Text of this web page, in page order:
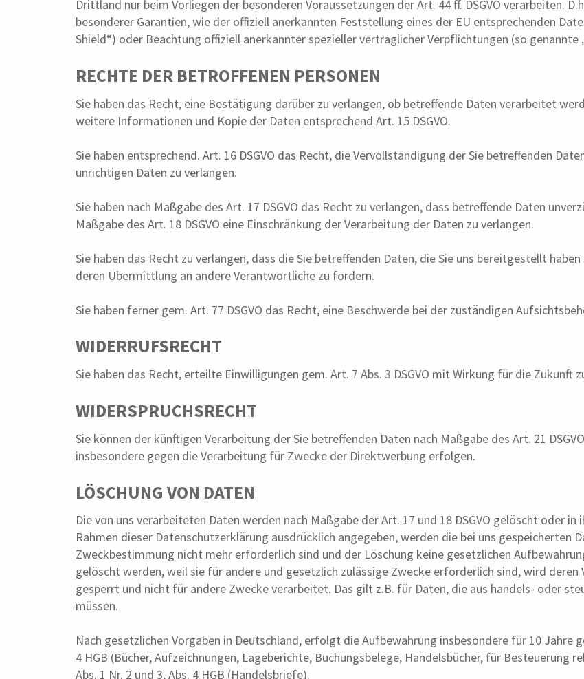
Drittland nur beim Vorliegen der besonderen Voraussetzungen der Art. 44 ff. DSGVO verarbeiten.
besonderer Garantien, wie der offiziell anerkannten Feststellung eines der EU entsprechenden
Shield“) oder Beachtung offiziell anerkannter spezieller vertraglicher Verpflichtungen (so genannte
RECHTE DER BETROFFENEN PERSONEN
Sie haben das Recht, eine Bestätigung darüber zu verlangen, ob betreffende Daten verarbeitet
weitere Informationen und Kopie der Daten entsprechend Art. 15 DSGVO.
Sie haben entsprechend. Art. 16 DSGVO das Recht, die Vervollständigung der Sie betreffenden
unrichtigen Daten zu verlangen.
Sie haben nach Maßgabe des Art. 17 DSGVO das Recht zu verlangen, dass betreffende Daten
Maßgabe des Art. 18 DSGVO eine Einschränkung der Verarbeitung der Daten zu verlangen.
Sie haben das Recht zu verlangen, dass die Sie betreffenden Daten, die Sie uns bereitgestellt
deren Übermittlung an andere Verantwortliche zu fordern.
Sie haben ferner gem. Art. 77 DSGVO das Recht, eine Beschwerde bei der zuständigen
WIDERRUFSRECHT
Sie haben das Recht, erteilte Einwilligungen gem. Art. 7 Abs. 3 DSGVO mit Wirkung für die Zukunft
WIDERSPRUCHSRECHT
Sie können der künftigen Verarbeitung der Sie betreffenden Daten nach Maßgabe des Art. 21
insbesondere gegen die Verarbeitung für Zwecke der Direktwerbung erfolgen.
LÖSCHUNG VON DATEN
Die von uns verarbeiteten Daten werden nach Maßgabe der Art. 17 und 18 DSGVO gelöscht oder
Rahmen dieser Datenschutzerklärung ausdrücklich angegeben, werden die bei uns gespeicherten
Zweckbestimmung nicht mehr erforderlich sind und der Löschung keine gesetzlichen
gelöscht werden, weil sie für andere und gesetzlich zulässige Zwecke erforderlich sind, wird
gesperrt und nicht für andere Zwecke verarbeitet. Das gilt z.B. für Daten, die aus handels- oder
müssen.
Nach gesetzlichen Vorgaben in Deutschland, erfolgt die Aufbewahrung insbesondere für 10 Jahre
4 HGB (Bücher, Aufzeichnungen, Lageberichte, Buchungsbelege, Handelsbücher, für Besteuerung
Abs. 1 Nr. 2 und 3, Abs. 4 HGB (Handelsbriefe).